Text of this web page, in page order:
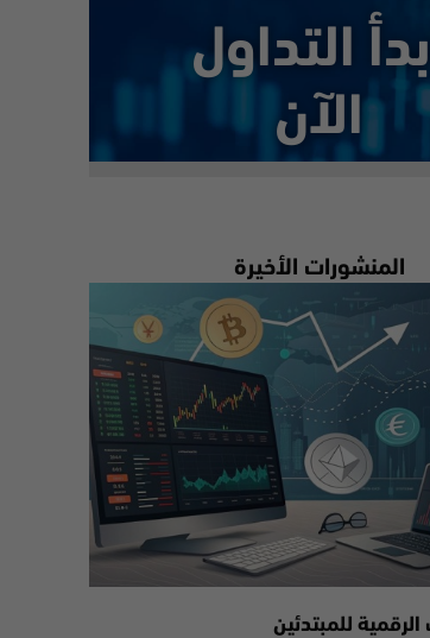
التداول
الآن
المنشورات الأخيرة
للمبتدئين